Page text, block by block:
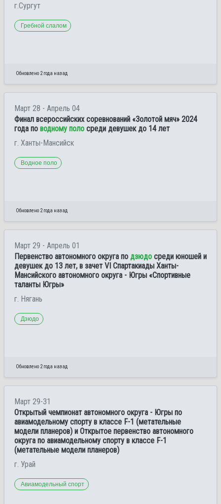
г.Сургут
Гребной слалом
Обновлено 2 года назад
Март 28 - Апрель 04
Финал всероссийских соревнований «Золотой мяч» 2024
года по водному поло среди девушек до 14 лет
г. Ханты-Мансийск
Водное поло
Обновлено 2 года назад
Март 29 - Апрель 01
Первенство автономного округа по дзюдо среди юношей и
девушек до 13 лет, в зачет VI Спартакиады Ханты-
Мансийского автономного округа - Югры «Спортивные
таланты Югры»
г. Нягань
Дзюдо
Обновлено 2 года назад
Март 29-31
Открытый чемпионат автономного округа - Югры по
авиамодельному спорту в классе F-1 (метательные
модели планеров) и Открытое первенство автономного
округа по авиамодельному спорту в классе F-1
(метательные модели планеров)
г. Урай
Авиамодельный спорт